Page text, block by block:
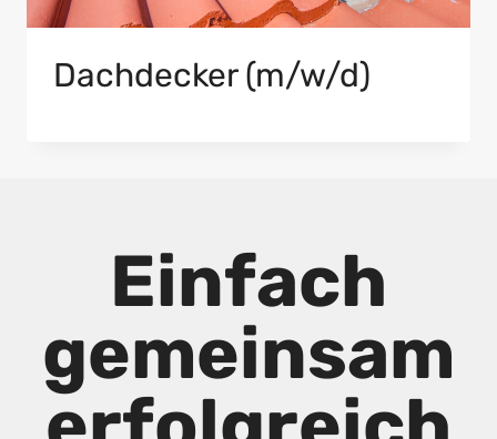
Dachdecker (m/w/d)
Einfach
gemeinsam